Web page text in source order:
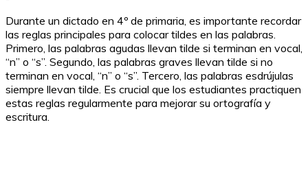
Durante un dictado en 4º de primaria, es importante recordar
las reglas principales para colocar tildes en las palabras.
Primero, las palabras agudas llevan tilde si terminan en vocal,
“n” o “s”. Segundo, las palabras graves llevan tilde si no
terminan en vocal, “n” o “s”. Tercero, las palabras esdrújulas
siempre llevan tilde. Es crucial que los estudiantes practiquen
estas reglas regularmente para mejorar su ortografía y
escritura.